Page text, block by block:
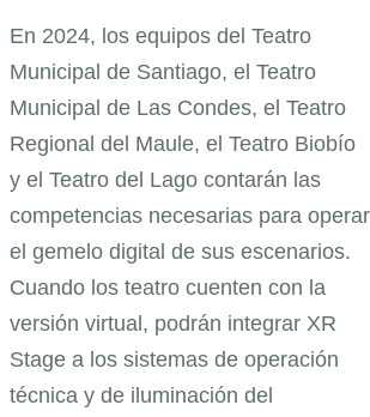
En 2024, los equipos del Teatro
Municipal de Santiago, el Teatro
Municipal de Las Condes, el Teatro
Regional del Maule, el Teatro Biobío
y el Teatro del Lago contarán las
competencias necesarias para operar
el gemelo digital de sus escenarios.
Cuando los teatro cuenten con la
versión virtual, podrán integrar XR
Stage a los sistemas de operación
técnica y de iluminación del